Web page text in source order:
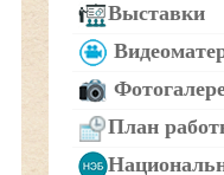
Выставки
План